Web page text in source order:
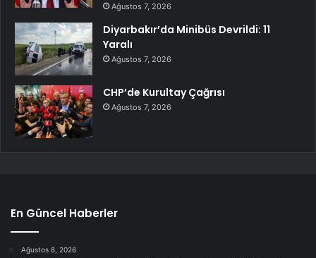
Ağustos 7, 2026
Diyarbakır’da Minibüs Devrildi: 11
Yaralı
Ağustos 7, 2026
CHP’de Kurultay Çağrısı
Ağustos 7, 2026
En Güncel Haberler
Ağustos 8, 2026